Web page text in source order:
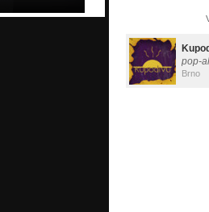
pop-
Brno